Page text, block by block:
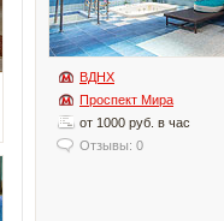
ВДНХ
Проспект Мира
от 1000 руб. в час
Отзывы: 0